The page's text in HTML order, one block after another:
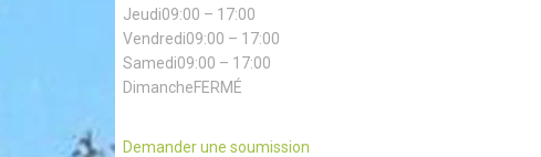
Jeudi09:00 – 17:00
Vendredi09:00 – 17:00
Samedi09:00 – 17:00
DimancheFERMÉ
Demander une soumission